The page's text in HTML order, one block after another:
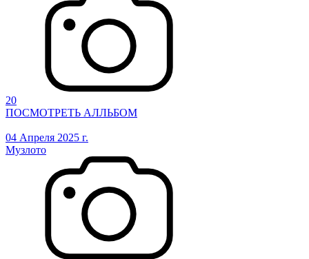
20
ПОСМОТРЕТЬ АЛЛЬБОМ
04 Апреля 2025 г.
Музлото